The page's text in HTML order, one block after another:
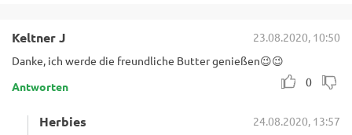
Keltner J
23.08.2020, 10:50
Danke, ich werde die freundliche Butter genießen😉😉
0
Antworten
Herbies
24.08.2020, 13:57